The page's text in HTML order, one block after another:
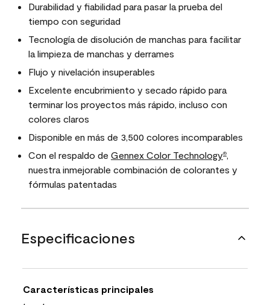
Durabilidad y fiabilidad para pasar la prueba del
tiempo con seguridad
Tecnología de disolución de manchas para facilitar
la limpieza de manchas y derrames
Flujo y nivelación insuperables
Excelente encubrimiento y secado rápido para
terminar los proyectos más rápido, incluso con
colores claros
Disponible en más de 3,500 colores incomparables
Con el respaldo de Gennex Color Technology®,
nuestra inmejorable combinación de colorantes y
fórmulas patentadas
Especificaciones
Características principales